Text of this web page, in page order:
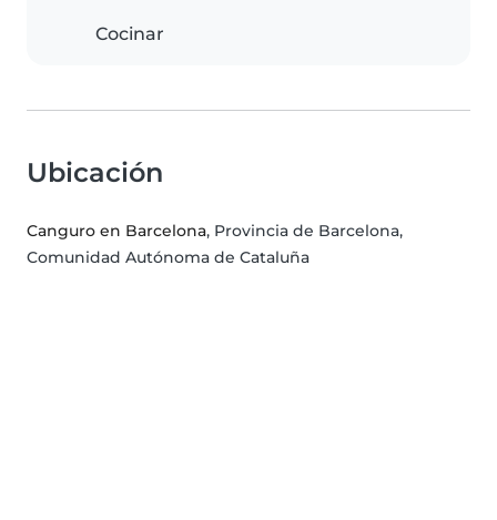
Cocinar
Ubicación
Canguro en Barcelona, Provincia de Barcelona,
Comunidad Autónoma de Cataluña